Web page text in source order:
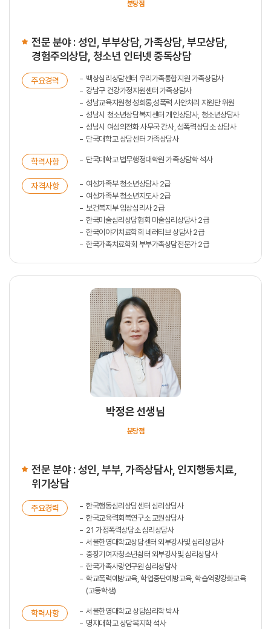
분당점
전문 분야 : 성인, 부부상담, 가족상담, 부모상담,
경험주의상담, 청소년 인터넷 중독상담
주요경력
백상심리상담센터 우리가족통합지원 가족상담사
강남구 건강가정지원센터 가족상담사
성남교육지원청 성희롱,성폭력 사안처리 지원단 위원
성남시 청소년상담복지센터 개인상담사, 청소년상담사
성남시 여성의전화 사무국 간사, 성폭력상담소 상담사
단국대학교 상담센터 가족상담사
학력사항 단국대학교 법무행정대학원 가족상담학 석사
자격사항
여성가족부 청소년상담사 2급
여성가족부 청소년지도사 2급
보건복지부 임상심리사 2급
한국미술심리상담협회 미술심리상담사 2급
한국이야기치료학회 네러티브 상담사 2급
한국가족치료학회 부부가족상담전문가 2급
박정은 선생님
분당점
전문 분야 : 성인, 부부, 가족상담사, 인지행동치료,
위기상담
주요경력
한국행동심리상담센터 심리상담사
한국교육력회복연구소 교원상담사
21 가정폭력상담소 심리상담사
서울한영대학교상담센터 외부강사및 심리상담사
중장기여자청소년쉼터 외부강사및 심리상담사
한국가족사랑연구원 심리상담사
학교폭력예방교육, 학업중단예방교육, 학습역량강화교육
(고등학생)
학력사항
서울한영대학교 상담심리학 박사
명지대학교 상담복지학 석사